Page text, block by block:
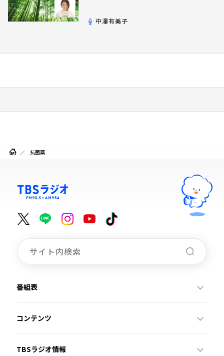
中澤有美子
抗菌薬
番組表
コンテンツ
TBSラジオ情報